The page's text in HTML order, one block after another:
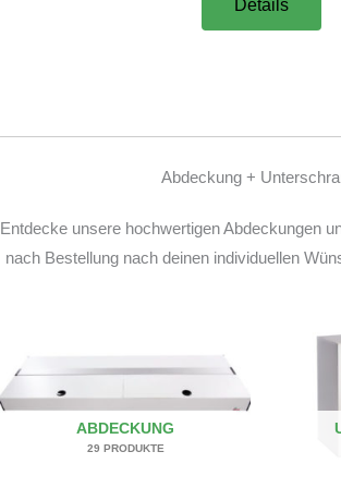
Details
Abdeckung +
Entdecke unsere hochwertigen Abdeckungen
nach Bestellung nach deinen individuellen
ABDECKUNG
29 PRODUKTE